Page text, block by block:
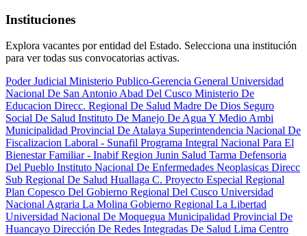
Instituciones
Explora vacantes por entidad del Estado. Selecciona una institución
para ver todas sus convocatorias activas.
Poder Judicial Ministerio Publico-Gerencia General Universidad
Nacional De San Antonio Abad Del Cusco Ministerio De
Educacion Direcc. Regional De Salud Madre De Dios Seguro
Social De Salud Instituto De Manejo De Agua Y Medio Ambi
Municipalidad Provincial De Atalaya Superintendencia Nacional De
Fiscalizacion Laboral - Sunafil Programa Integral Nacional Para El
Bienestar Familiar - InabifRegion Junin Salud Tarma Defensoria
Del Pueblo Instituto Nacional De Enfermedades Neoplasicas Direcc
Sub Regional De Salud Huallaga C. Proyecto Especial Regional
Plan Copesco Del Gobierno Regional Del Cusco Universidad
Nacional Agraria La Molina Gobierno Regional La Libertad
Universidad Nacional De Moquegua Municipalidad Provincial De
Huancayo Dirección De Redes Integradas De Salud Lima Centro